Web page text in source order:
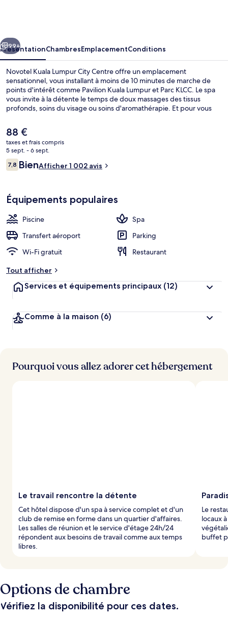
Centre
Suivant
99+
PrésentationChambresEmplacementConditions
Novotel Kuala Lumpur City Centre offre un emplacement
sensationnel, vous installant à moins de 10 minutes de marche de
points d'intérêt comme Pavilion Kuala Lumpur et Parc KLCC. Le spa
vous invite à la détente le temps de doux massages des tissus
profonds, soins du visage ou soins d'aromathérapie. Et pour vous
l'établissement Food Exchange, qui est ouvert à l'heure du petit
déjeuner, du déjeuner et du dîner. Au menu des petits plus offerts
sur place, on trouve une piscine extérieure, un bar / salon et un
centre de remise en forme. Sympa non ? Les autres voyageurs sont
enchantés par le personnel attentionné et la proximité avec de
nombreux magasins. L'hébergement se situe à une très courte
Le
prix
actuel
est
de
88 €
taxes et frais compris
5 sept. - 6 sept.
Avis
voyageurs
7,87,8 sur 10
BienAfficher 1 002 avis
Équipements populaires
Piscine
Spa
Transfert aéroport
Parking
Wi-Fi gratuit
Restaurant
Tout afficher
Services et équipements principaux (12)
Comme à la maison (6)
Pourquoi vous allez adorer cet hébergement
Le travail rencontre la détente
Cet hôtel dispose d'un spa à service complet et d'un
club de remise en forme dans un quartier d'affaires.
Les salles de réunion et le service d'étage 24h/24
répondent aux besoins de travail comme aux temps
libres.
Le
locaux
buffet
Options de chambre
Vérifiez la disponibilité pour ces dates.